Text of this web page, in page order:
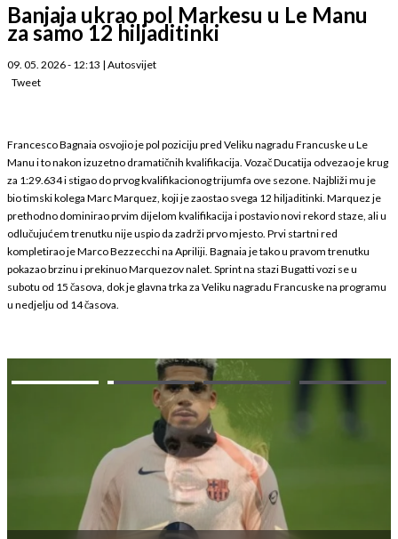
Banjaja ukrao pol Markesu u Le Manu
za samo 12 hiljaditinki
09. 05. 2026 - 12:13 | Autosvijet
Tweet
Francesco Bagnaia osvojio je pol poziciju pred Veliku nagradu Francuske u Le
Manu i to nakon izuzetno dramatičnih kvalifikacija. Vozač Ducatija odvezao je krug
za 1:29.634 i stigao do prvog kvalifikacionog trijumfa ove sezone. Najbliži mu je
bio timski kolega Marc Marquez, koji je zaostao svega 12 hiljaditinki. Marquez je
prethodno dominirao prvim dijelom kvalifikacija i postavio novi rekord staze, ali u
odlučujućem trenutku nije uspio da zadrži prvo mjesto. Prvi startni red
kompletirao je Marco Bezzecchi na Apriliji. Bagnaia je tako u pravom trenutku
pokazao brzinu i prekinuo Marquezov nalet. Sprint na stazi Bugatti vozi se u
subotu od 15 časova, dok je glavna trka za Veliku nagradu Francuske na programu
u nedjelju od 14 časova.